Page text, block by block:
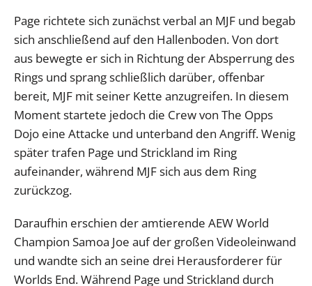
Page richtete sich zunächst verbal an MJF und begab
sich anschließend auf den Hallenboden. Von dort
aus bewegte er sich in Richtung der Absperrung des
Rings und sprang schließlich darüber, offenbar
bereit, MJF mit seiner Kette anzugreifen. In diesem
Moment startete jedoch die Crew von The Opps
Dojo eine Attacke und unterband den Angriff. Wenig
später trafen Page und Strickland im Ring
aufeinander, während MJF sich aus dem Ring
zurückzog.
Daraufhin erschien der amtierende AEW World
Champion Samoa Joe auf der großen Videoleinwand
und wandte sich an seine drei Herausforderer für
Worlds End. Während Page und Strickland durch